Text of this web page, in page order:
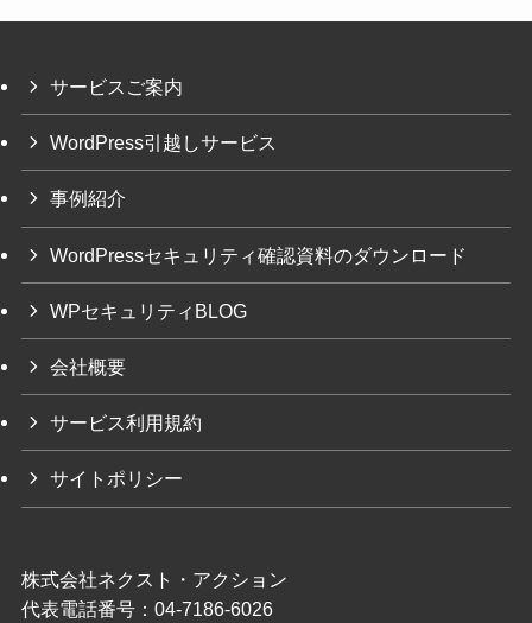
サービスご案内
WordPress引越しサービス
事例紹介
WordPressセキュリティ確認資料のダウンロード
WPセキュリティBLOG
会社概要
サービス利用規約
サイトポリシー
株式会社ネクスト・アクション
代表電話番号：04-7186-6026